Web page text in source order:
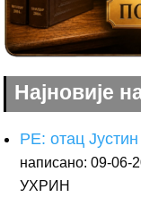
Најновије
РЕ: отац
написано: 09-06-
УХРИН